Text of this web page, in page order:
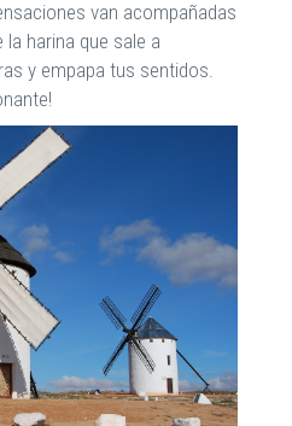
van acompañadas
harina que sale a
y empapa tus sentidos.